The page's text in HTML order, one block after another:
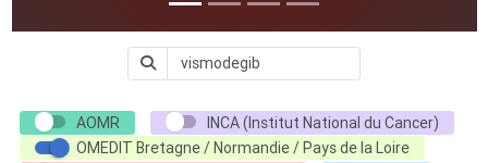
AOMR
INCA (Institut National du Cancer)
OMEDIT Bretagne / Normandie / Pays de la Loire